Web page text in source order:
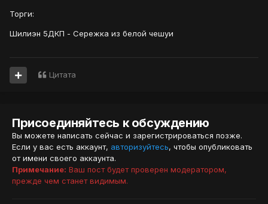
Торги:
Шилиэн 5ДКП - Сережка из белой чешуи
Цитата
Присоединяйтесь к обсуждению
Вы можете написать сейчас и зарегистрироваться позже.
Если у вас есть аккаунт, авторизуйтесь, чтобы опубликовать
от имени своего аккаунта.
Примечание: Ваш пост будет проверен модератором,
прежде чем станет видимым.